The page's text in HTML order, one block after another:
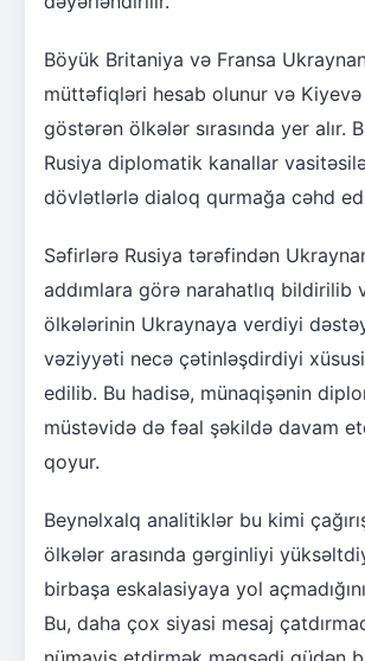
Böyük Britaniya və Fransa
müttəfiqləri hesab olunur və
göstərən ölkələr sırasında yer alır.
Rusiya diplomatik kanallar
dövlətlərlə dialoq qurmağa cəhd
Səfirlərə Rusiya tərəfindən
addımlara görə narahatlıq bildirilib
ölkələrinin Ukraynaya verdiyi
vəziyyəti necə çətinləşdirdiyi
edilib. Bu hadisə, münaqişənin
müstəvidə də fəal şəkildə davam
qoyur.
Beynəlxalq analitiklər bu kimi
ölkələr arasında gərginliyi
birbaşa eskalasiyaya yol
Bu, daha çox siyasi mesaj